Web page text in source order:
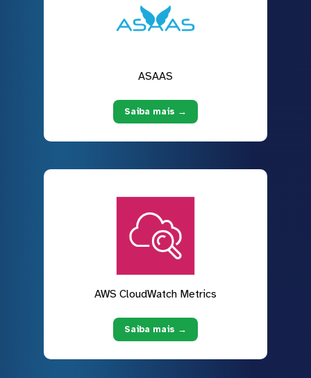
ASAAS
Saiba mais →
AWS CloudWatch Metrics
Saiba mais →